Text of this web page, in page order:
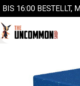
BIS 16:00 BESTELLT,